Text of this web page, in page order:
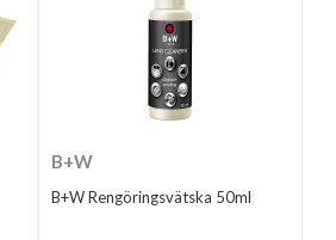
B+W
B+W Rengöringsvätska 50ml